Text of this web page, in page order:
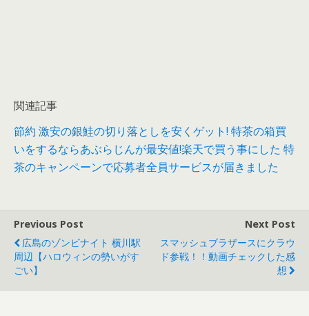
関連記事
節約 激安の銀鮭の切り落としを安くゲット! 特茶の箱買
いをするならあぶらじんが最安値!楽天で買う事にした 特
茶のキャンペーンで応募者全員サービスが届きました
Previous Post
広島のゾンビナイト 横川駅
周辺【ハロウィンの勢いがす
ごい】
Next Post
スマッシュブラザースにクラウ
ド参戦！！動画チェックした感
想